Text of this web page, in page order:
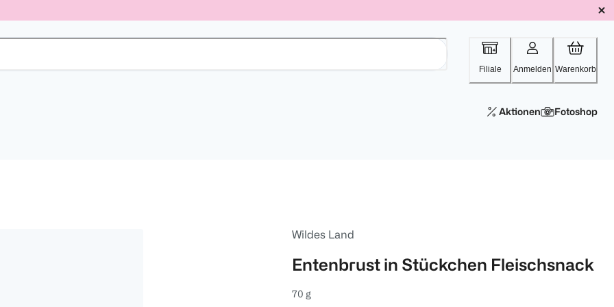
Filiale Anmelden Warenkorb
Aktionen Fotoshop
Wildes Land
Entenbrust in Stückchen Fleischsnack
70 g